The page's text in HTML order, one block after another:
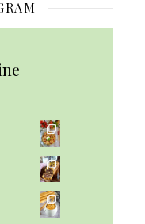
~ SALADE DE PÂTES AUX DEUX TOMATES THON ET BURRA